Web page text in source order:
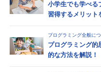
小学生でも学べる
習得するメリット
プログラミング全般に
プログラミング的
的な方法を解説！